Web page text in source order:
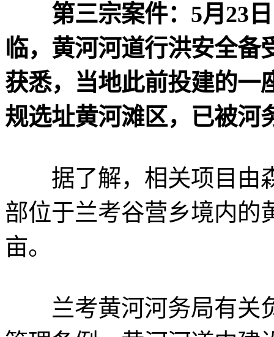
第三宗案件：5月23日
临，黄河河道行洪安全备
获悉，当地此前投建的一
规选址黄河滩区，已被河
据了解，相关项目由
部位于兰考谷营乡境内的
亩。
兰考黄河河务局有关